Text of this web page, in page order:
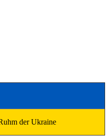
der Ukraine